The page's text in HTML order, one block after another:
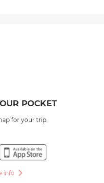
POCKET
for your trip.
info